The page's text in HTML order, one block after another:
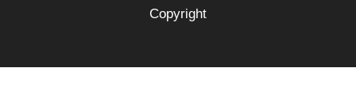
Copyright